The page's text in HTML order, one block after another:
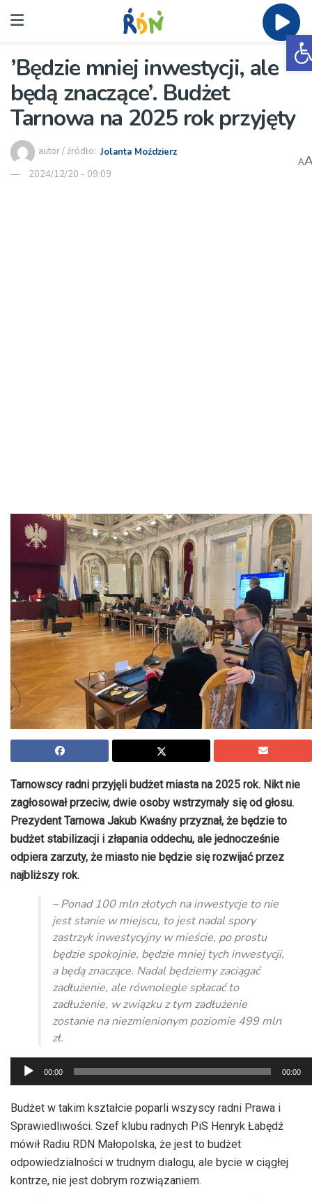
’Będzie mniej inwestycji, ale
będą znaczące’. Budżet
Tarnowa na 2025 rok przyjęty
autor / źródło: Jolanta Moździerz
2024/12/20 - 09:09
A
Tarnowscy radni przyjęli budżet miasta na 2025 rok. Nikt nie
zagłosował przeciw, dwie osoby wstrzymały się od głosu.
Prezydent Tarnowa Jakub Kwaśny przyznał, że będzie to
budżet stabilizacji i złapania oddechu, ale jednocześnie
odpiera zarzuty, że miasto nie będzie się rozwijać przez
najbliższy rok.
– Ponad 100 mln złotych na inwestycje to nie
jest stanie w miejscu, to jest nadal spory
zastrzyk inwestycyjny w mieście, po prostu
będzie spokojnie, będzie mniej tych inwestycji,
a będą znaczące. Nadal będziemy zaciągać
zadłużenie, ale równolegle spłacać to
zadłużenie, w związku z tym zadłużenie
zostanie na niezmienionym poziomie 499 mln
zł.
Odtwarzacz
plików
dźwiękowych
00:00 00:00
Budżet w takim kształcie poparli wszyscy radni Prawa i
Sprawiedliwości. Szef klubu radnych PiS Henryk Łabędź
mówił Radiu RDN Małopolska, że jest to budżet
odpowiedzialności w trudnym dialogu, ale bycie w ciągłej
kontrze, nie jest dobrym rozwiązaniem.